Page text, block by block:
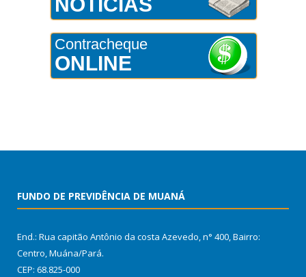
NOTÍCIAS
Contracheque
ONLINE
FUNDO DE PREVIDÊNCIA DE MUANÁ
End.: Rua capitão Antônio da costa Azevedo, n° 400, Bairro:
Centro, Muána/Pará.
CEP: 68.825-000